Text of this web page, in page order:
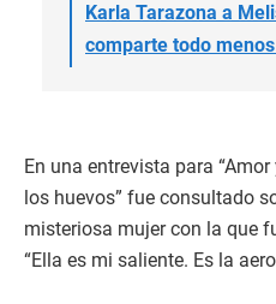
Karla Tarazona a
comparte todo
En una entrevista para “Amor
los huevos” fue consultado
misteriosa mujer con la que
“Ella es mi saliente. Es la